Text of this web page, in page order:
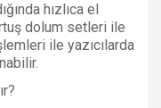
hızlıca el
dolum setleri ile
ile yazıcılarda